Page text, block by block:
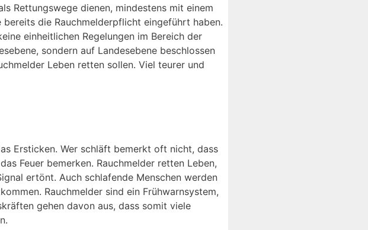
Rettungswege dienen, mindestens mit einem
die Rauchmelderpflicht eingeführt haben.
einheitlichen Regelungen im Bereich der
sondern auf Landesebene beschlossen
Leben retten sollen. Viel teurer und
Ersticken. Wer schläft bemerkt oft nicht, dass
Feuer bemerken. Rauchmelder retten Leben,
ertönt. Auch schlafende Menschen werden
Rauchmelder sind ein Frühwarnsystem,
gehen davon aus, dass somit viele